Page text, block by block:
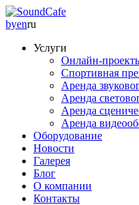
byenru
Услуги
Онлайн-
Спортивная
Аренда
Аренда
Аренда
Аренда
Оборудование
Новости
Галерея
Блог
О компании
Контакты